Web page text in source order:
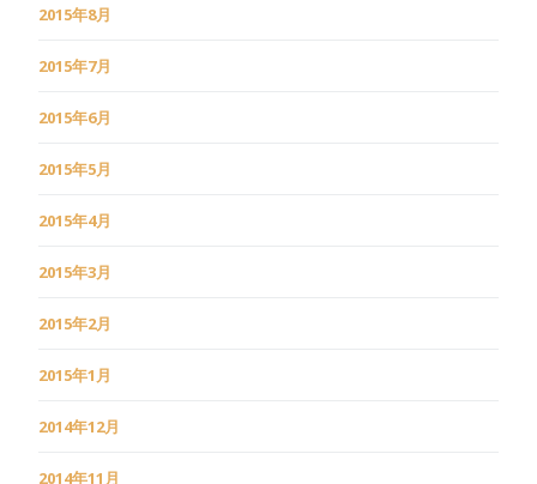
2015年8月
2015年7月
2015年6月
2015年5月
2015年4月
2015年3月
2015年2月
2015年1月
2014年12月
2014年11月